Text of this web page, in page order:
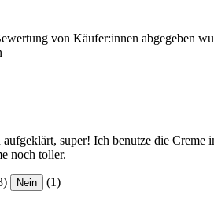
von Käufer:innen abgegeben
super! Ich benutze die
noch toller.
Nein (1)